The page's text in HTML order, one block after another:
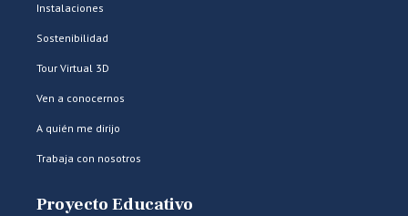
Instalaciones
Sostenibilidad
Tour Virtual 3D
Ven a conocernos
A quién me dirijo
Trabaja con nosotros
Proyecto Educativo